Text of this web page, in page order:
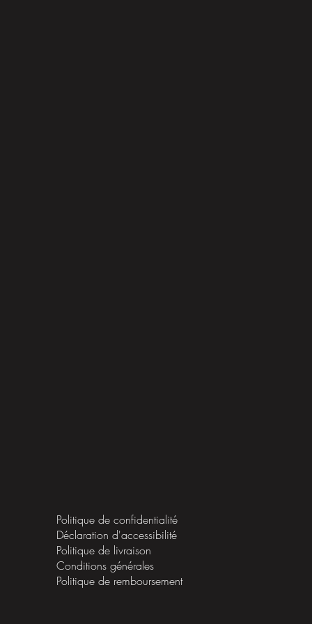
Politique de confidentialité
Déclaration d'accessibilité
Politique de livraison
Conditions générales
Politique de remboursement